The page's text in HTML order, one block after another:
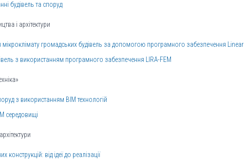
будівель та споруд
і архітектури
громадських будівель за допомогою програмного забезпечення Linear
з використанням програмного забезпечення LIRA-FEM
з використанням ВІМ технологій
середовищі
від ідеї до реалізації